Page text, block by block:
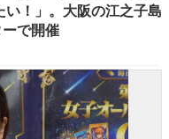
い！」。大阪の江之子島
で開催